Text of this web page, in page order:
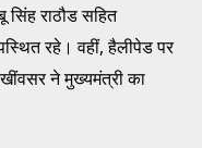
सिंह राठौड सहित
रहे। वहीं, हैलीपेड पर
खींवसर ने मुख्यमंत्री का